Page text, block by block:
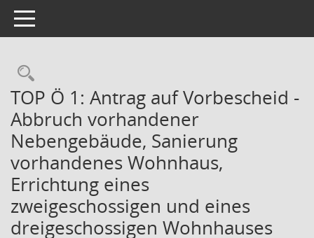
Toggle navigation
Rechercheauswahl
TOP Ö 1: Antrag auf Vorbescheid -
Abbruch vorhandener
Nebengebäude, Sanierung
vorhandenes Wohnhaus,
Errichtung eines
zweigeschossigen und eines
dreigeschossigen Wohnhauses